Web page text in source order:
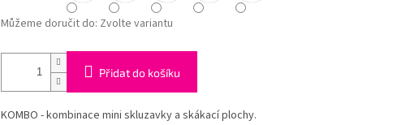
Můžeme doručit do: Zvolte variantu
Přidat do košíku
KOMBO - kombinace mini skluzavky a skákací plochy.